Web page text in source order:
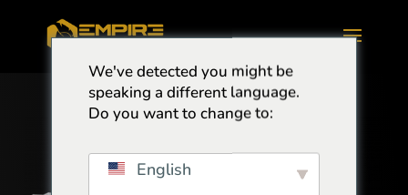
We've detected you might be
speaking a different language.
Do you want to change to:
English